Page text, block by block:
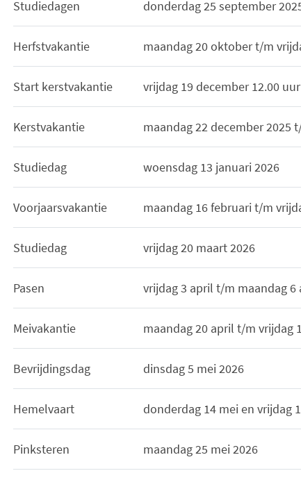
Studiedagen donderdag 25 september
Herfstvakantie maandag 20 oktober t/m
Start kerstvakantie vrijdag 19 december 12.00
Kerstvakantie maandag 22 december 2025
Studiedag woensdag 13 januari 2026
Voorjaarsvakantie maandag 16 februari t/m
Studiedag vrijdag 20 maart 2026
Pasen vrijdag 3 april t/m maandag 6
Meivakantie maandag 20 april t/m vrijdag
Bevrijdingsdag dinsdag 5 mei 2026
Hemelvaart donderdag 14 mei en vrijdag
Pinksteren maandag 25 mei 2026